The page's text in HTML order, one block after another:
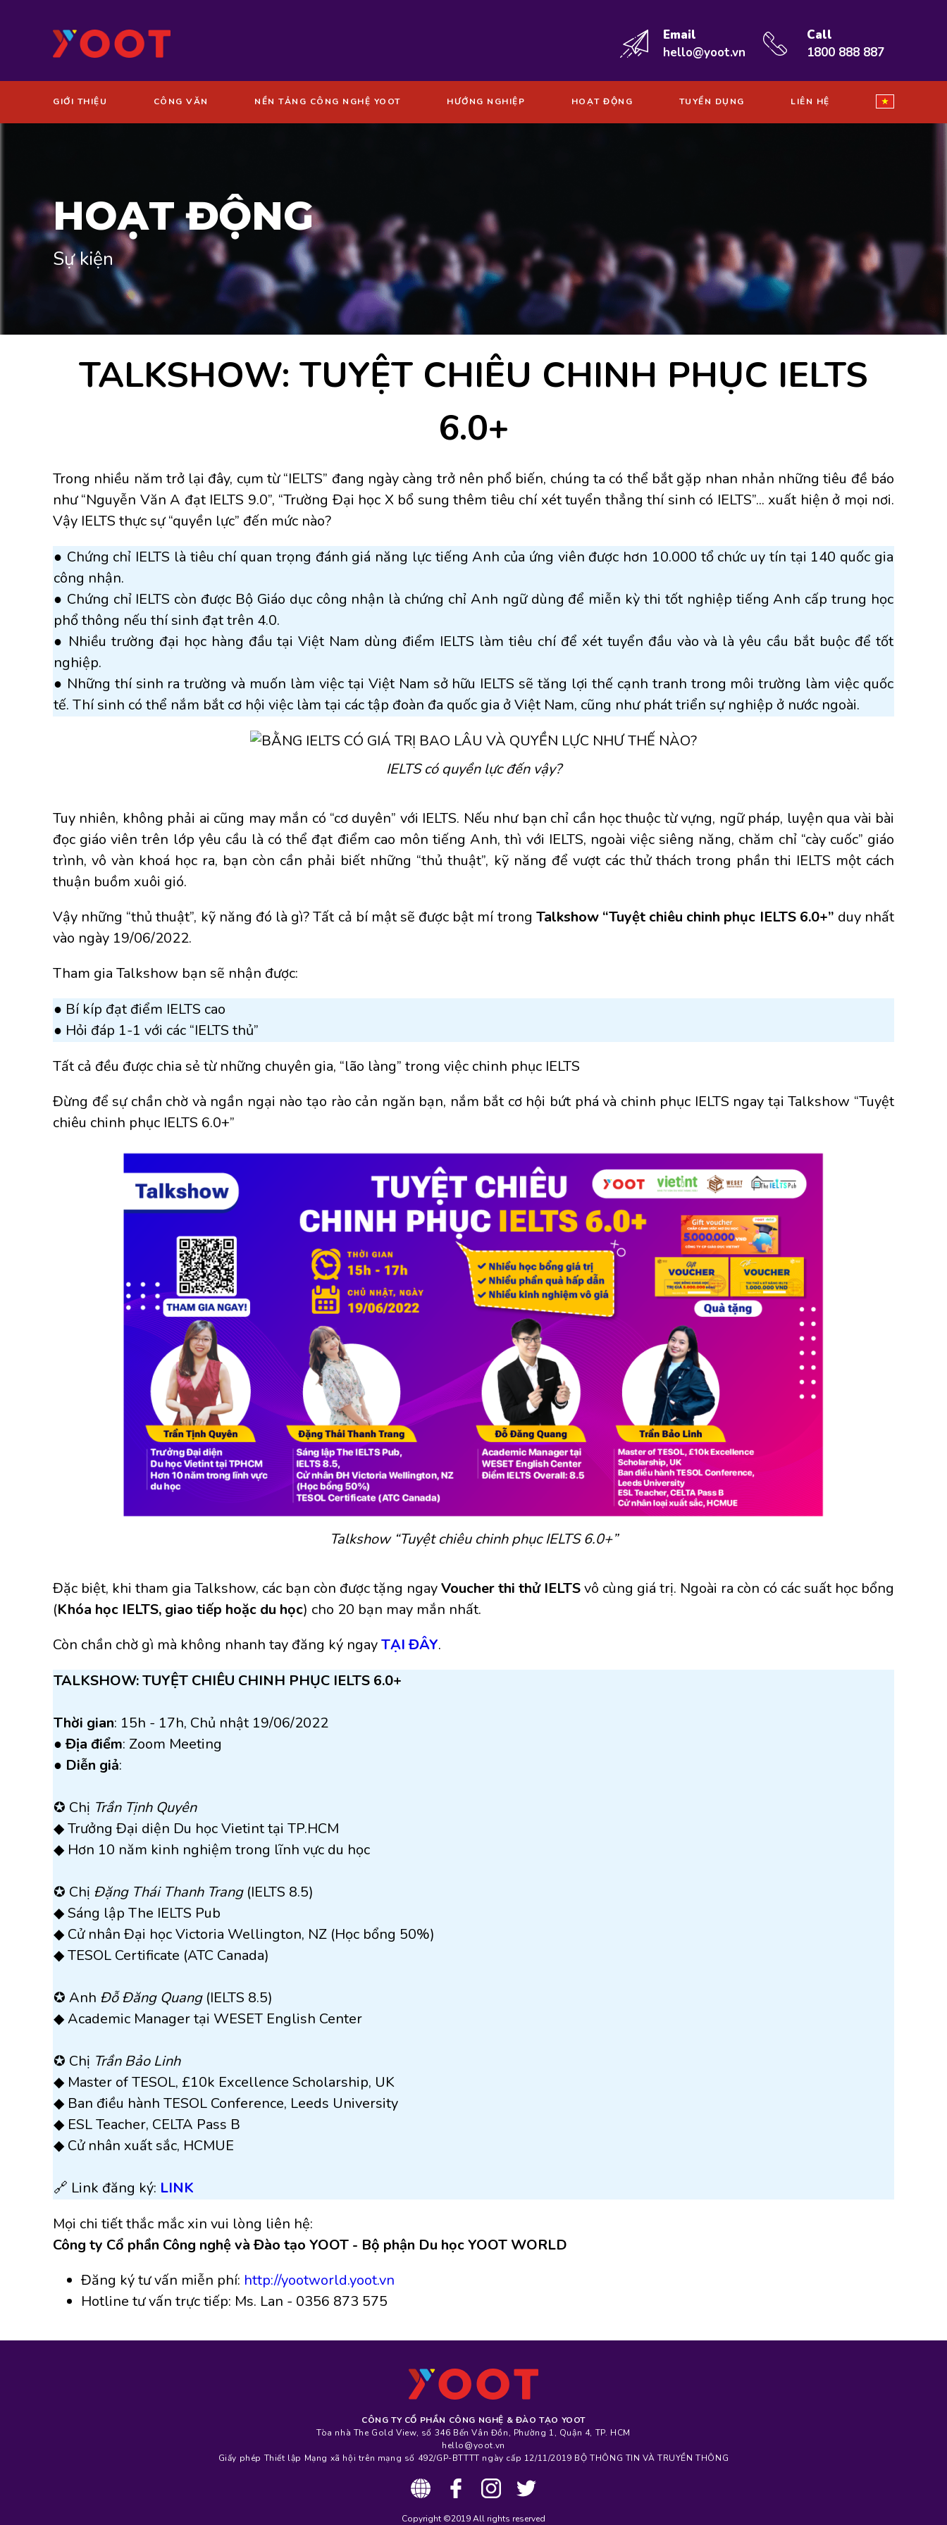
Email
hello@yoot.vn
Call
1800 888 887
GIỚI THIỆU CÔNG VĂN NỀN TẢNG CÔNG NGHỆ YOOT HƯỚNG NGHIỆP HOẠT ĐỘNG TUYỂN DỤNG LIÊN HỆ
HOẠT ĐỘNG
Sự kiện
TALKSHOW: TUYỆT CHIÊU CHINH PHỤC IELTS
6.0+
Trong nhiều năm trở lại đây, cụm từ “IELTS” đang ngày càng trở nên phổ biến, chúng ta có thể bắt gặp nhan nhản những tiêu đề báo
như “Nguyễn Văn A đạt IELTS 9.0”, “Trường Đại học X bổ sung thêm tiêu chí xét tuyển thẳng thí sinh có IELTS”... xuất hiện ở mọi nơi.
Vậy IELTS thực sự “quyền lực” đến mức nào?
● Chứng chỉ IELTS là tiêu chí quan trọng đánh giá năng lực tiếng Anh của ứng viên được hơn 10.000 tổ chức uy tín tại 140 quốc gia
công nhận.
● Chứng chỉ IELTS còn được Bộ Giáo dục công nhận là chứng chỉ Anh ngữ dùng để miễn kỳ thi tốt nghiệp tiếng Anh cấp trung học
phổ thông nếu thí sinh đạt trên 4.0.
● Nhiều trường đại học hàng đầu tại Việt Nam dùng điểm IELTS làm tiêu chí để xét tuyển đầu vào và là yêu cầu bắt buộc để tốt
nghiệp.
● Những thí sinh ra trường và muốn làm việc tại Việt Nam sở hữu IELTS sẽ tăng lợi thế cạnh tranh trong môi trường làm việc quốc
tế. Thí sinh có thể nắm bắt cơ hội việc làm tại các tập đoàn đa quốc gia ở Việt Nam, cũng như phát triển sự nghiệp ở nước ngoài.
IELTS có quyền lực đến vậy?
Tuy nhiên, không phải ai cũng may mắn có “cơ duyên” với IELTS. Nếu như bạn chỉ cần học thuộc từ vựng, ngữ pháp, luyện qua vài bài
đọc giáo viên trên lớp yêu cầu là có thể đạt điểm cao môn tiếng Anh, thì với IELTS, ngoài việc siêng năng, chăm chỉ “cày cuốc” giáo
trình, vô vàn khoá học ra, bạn còn cần phải biết những “thủ thuật”, kỹ năng để vượt các thử thách trong phần thi IELTS một cách
thuận buồm xuôi gió.
Vậy những “thủ thuật”, kỹ năng đó là gì? Tất cả bí mật sẽ được bật mí trong Talkshow “Tuyệt chiêu chinh phục IELTS 6.0+” duy nhất
vào ngày 19/06/2022.
Tham gia Talkshow bạn sẽ nhận được:
● Bí kíp đạt điểm IELTS cao
● Hỏi đáp 1-1 với các “IELTS thủ”
Tất cả đều được chia sẻ từ những chuyên gia, “lão làng” trong việc chinh phục IELTS
Đừng để sự chần chờ và ngần ngại nào tạo rào cản ngăn bạn, nắm bắt cơ hội bứt phá và chinh phục IELTS ngay tại Talkshow “Tuyệt
chiêu chinh phục IELTS 6.0+”
Talkshow “Tuyệt chiêu chinh phục IELTS 6.0+”
Đặc biệt, khi tham gia Talkshow, các bạn còn được tặng ngayVoucher thi thử IELTSvô cùng giá trị. Ngoài ra còn có các suất học bổng
(Khóa học IELTS, giao tiếp hoặc du học) cho 20 bạn may mắn nhất.
Còn chần chờ gì mà không nhanh tay đăng ký ngayTẠI ĐÂY.
TALKSHOW: TUYỆT CHIÊU CHINH PHỤC IELTS 6.0+
Thời gian: 15h - 17h, Chủ nhật 19/06/2022
●Địa điểm: Zoom Meeting
● Diễn giả:
✪ Chị Trần Tịnh Quyên
◆ Trưởng Đại diện Du học Vietint tại TP.HCM
◆ Hơn 10 năm kinh nghiệm trong lĩnh vực du học
✪ Chị Đặng Thái Thanh Trang(IELTS 8.5)
◆ Sáng lập The IELTS Pub
◆ Cử nhân Đại học Victoria Wellington, NZ (Học bổng 50%)
◆ TESOL Certificate (ATC Canada)
✪ Anh Đỗ Đăng Quang(IELTS 8.5)
◆ Academic Manager tại WESET English Center
✪ Chị Trần Bảo Linh
◆ Master of TESOL, £10k Excellence Scholarship, UK
◆ Ban điều hành TESOL Conference, Leeds University
◆ ESL Teacher, CELTA Pass B
◆ Cử nhân xuất sắc, HCMUE
🔗 Link đăng ký: LINK
Mọi chi tiết thắc mắc xin vui lòng liên hệ:
Công ty Cổ phần Công nghệ và Đào tạo YOOT - Bộ phận Du học YOOT WORLD
Đăng ký tư vấn miễn phí: http://yootworld.yoot.vn
Hotline tư vấn trực tiếp: Ms. Lan - 0356 873 575
CÔNG TY CỔ PHẦN CÔNG NGHỆ & ĐÀO TẠO YOOT
Tòa nhà The Gold View, số 346 Bến Vân Đồn, Phường 1, Quận 4, TP. HCM
hello@yoot.vn
Giấy phép Thiết lập Mạng xã hội trên mạng số 492/GP-BTTTT ngày cấp 12/11/2019 BỘ THÔNG TIN VÀ TRUYỀN THÔNG
Copyright ©2019 All rights reserved